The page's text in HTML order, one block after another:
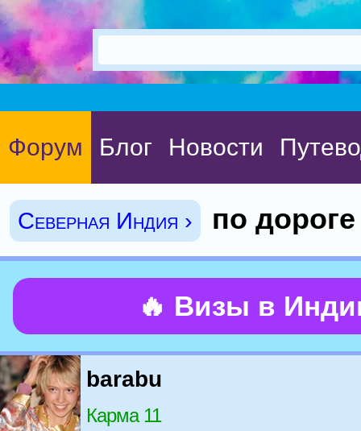
Форум Блог Новости
Северная Индия › по
🔥 Визы в
barabu
Карма 11